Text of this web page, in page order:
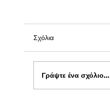
Σχόλια
Γράψτε ένα σχόλιο...